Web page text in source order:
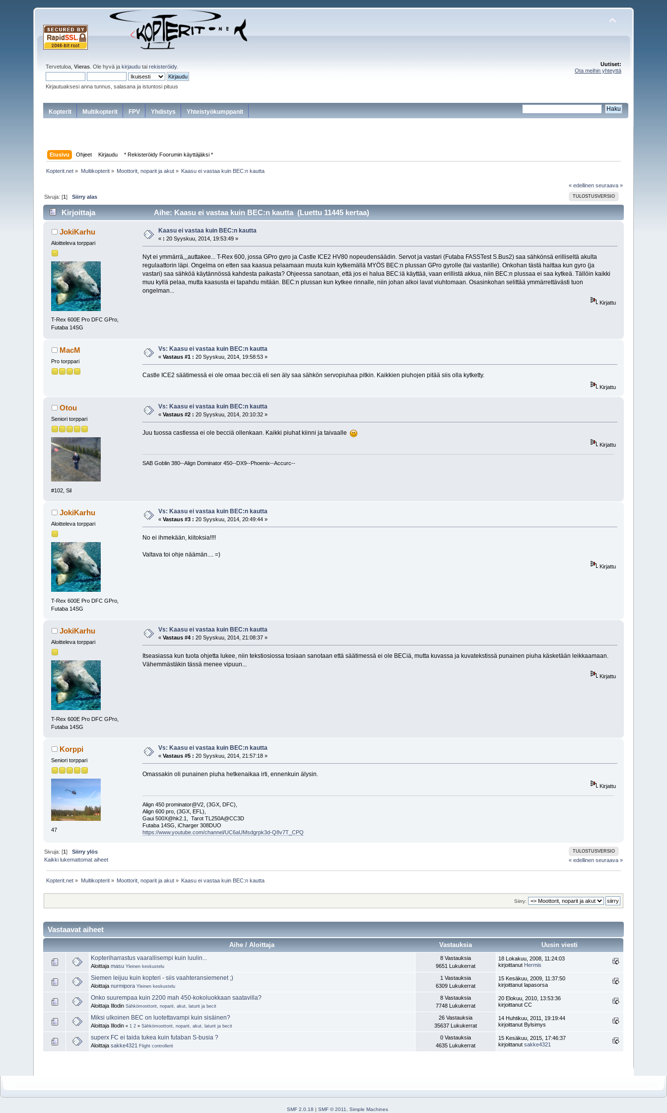
Tervetuloa,Vieras . Ole hyvä jakirjaudu tairekisteröidy.
Kirjautuaksesi anna tunnus, salasana ja istuntosi pituus
Uutiset:
Ota meihin yhteyttä
Kopterit Multikopterit FPV Yhdistys Yhteistyökumppanit
Etusivu Ohjeet Kirjaudu * Rekisteröidy Foorumin käyttäjäksi *
Kopterit.net » Multikopterit» Moottorit, noparit ja akut » Kaasu ei vastaa kuin BEC:n kautta
« edellinen seuraava »
TULOSTUSVERSIO
Sivuja: [1]Siirry alas
Kirjoittaja Aihe: Kaasu ei vastaa kuin BEC:n kautta (Luettu 11445 kertaa)
JokiKarhu
Aloitteleva torppari
T-Rex 600E Pro DFC GPro,
Futaba 14SG
Kaasu ei vastaa kuin BEC:n kautta
« : 20 Syyskuu, 2014, 19:53:49 »
Nyt ei ymmärrä,,,auttakee... T-Rex 600, jossa GPro gyro ja Castle ICE2 HV80 nopeudensäädin. Servot ja vastari (Futaba FASSTest S.Bus2) saa sähkönsä erilliseltä akulta
regulaattorin läpi. Ongelma on etten saa kaasua pelaamaan muuta kuin kytkemällä MYÖS BEC:n plussan GPro gyrolle (tai vastarille). Onkohan tästä haittaa kun gyro (ja
vastari) saa sähköä käytännössä kahdesta paikasta? Ohjeessa sanotaan, että jos ei halua BEC:iä käyttää, vaan erillistä akkua, niin BEC:n plussaa ei saa kytkeä. Tällöin kaikki
muu kyllä pelaa, mutta kaasusta ei tapahdu mitään. BEC:n plussan kun kytkee rinnalle, niin johan alkoi lavat viuhtomaan. Osasinkohan selittää ymmärrettävästi tuon
ongelman...
Kirjattu
MacM
Pro torppari
Vs: Kaasu ei vastaa kuin BEC:n kautta
«Vastaus #1 : 20 Syyskuu, 2014, 19:58:53 »
Castle ICE2 säätimessä ei ole omaa bec:ciä eli sen äly saa sähkön servopiuhaa pitkin. Kaikkien piuhojen pitää siis olla kytketty.
Kirjattu
Otou
Seniori torppari
#102, Sil
Vs: Kaasu ei vastaa kuin BEC:n kautta
«Vastaus #2 : 20 Syyskuu, 2014, 20:10:32 »
Juu tuossa castlessa ei ole becciä ollenkaan. Kaikki piuhat kiinni ja taivaalle
Kirjattu
SAB Goblin 380--Align Dominator 450--DX9--Phoenix--Accurc--
JokiKarhu
Aloitteleva torppari
T-Rex 600E Pro DFC GPro,
Futaba 14SG
Vs: Kaasu ei vastaa kuin BEC:n kautta
«Vastaus #3 : 20 Syyskuu, 2014, 20:49:44 »
No ei ihmekään, kiitoksia!!!!
Valtava toi ohje näämän.... =)
Kirjattu
JokiKarhu
Aloitteleva torppari
T-Rex 600E Pro DFC GPro,
Futaba 14SG
Vs: Kaasu ei vastaa kuin BEC:n kautta
«Vastaus #4 : 20 Syyskuu, 2014, 21:08:37 »
Itseasiassa kun tuota ohjetta lukee, niin tekstiosiossa tosiaan sanotaan että säätimessä ei ole BECiä, mutta kuvassa ja kuvatekstissä punainen piuha käsketään leikkaamaan.
Vähemmästäkin tässä menee vipuun...
Kirjattu
Korppi
Seniori torppari
47
Vs: Kaasu ei vastaa kuin BEC:n kautta
«Vastaus #5 : 20 Syyskuu, 2014, 21:57:18 »
Omassakin oli punainen piuha hetkenaikaa irti, ennenkuin älysin.
Kirjattu
Align 450 prominator@V2, (3GX, DFC),
Align 600 pro, (3GX, EFL),
Gaui 500X@hk2.1, Tarot TL250A@CC3D
Futaba 14SG, iCharger 308DUO
https://www.youtube.com/channel/UC6aUMsdgrpk3d-Q8v7T_CPQ
TULOSTUSVERSIO
Sivuja: [1]Siirry ylös
Kaikki lukemattomat aiheet
« edellinen seuraava »
Kopterit.net » Multikopterit» Moottorit, noparit ja akut » Kaasu ei vastaa kuin BEC:n kautta
Siirry:
Vastaavat aiheet
Aihe / Aloittaja Vastauksia Uusin viesti
Kopteriharrastus vaarallisempi kuin luulin...
Aloittajamasu Yleinen keskustelu
8 Vastauksia
9651 Lukukerrat
18 Lokakuu, 2008, 11:24:03
kirjoittanut Hermis
Siemen leijuu kuin kopteri - siis vaahteransiemenet ;)
Aloittajanurmipora Yleinen keskustelu
1 Vastauksia
6309 Lukukerrat
15 Kesäkuu, 2009, 11:37:50
kirjoittanut lapasorsa
Onko suurempaa kuin 2200 mah 450-kokoluokkaan saatavilla?
Aloittaja IllodinSähkömoottorit, noparit, akut, laturit ja becit
8 Vastauksia
7748 Lukukerrat
20 Elokuu, 2010, 13:53:36
kirjoittanut CC
Miksi ulkoinen BEC on luotettavampi kuin sisäinen?
Aloittaja Illodin« 1 2 » Sähkömoottorit, noparit, akut, laturit ja becit
26 Vastauksia
35637 Lukukerrat
14 Huhtikuu, 2011, 19:19:44
kirjoittanut Bylsimys
superx FC ei taida tukea kuin futaban S-busia ?
Aloittajasakke4321 Flight controllerit
0 Vastauksia
4635 Lukukerrat
15 Kesäkuu, 2015, 17:46:37
kirjoittanutsakke4321
SMF 2.0.18 | SMF © 2011 Simple Machines